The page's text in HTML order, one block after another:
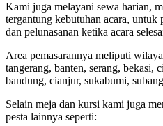
Kami juga melayani sewa harian,
tergantung kebutuhan acara,
dan pelunasanan ketika acara
Area pemasarannya meliputi
tangerang, banten, serang, bekasi,
bandung, cianjur, sukabumi,
Selain meja dan kursi kami juga
pesta lainnya seperti: